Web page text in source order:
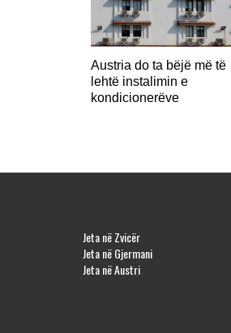
Austria do ta bëjë më të
lehtë instalimin e
kondicionerëve
Jeta në Zvicër
Jeta në Gjermani
Jeta në Austri